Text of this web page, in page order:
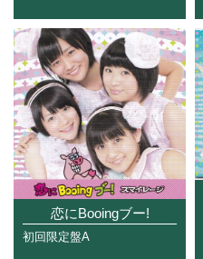
恋にBooingブー!
初回限定盤A